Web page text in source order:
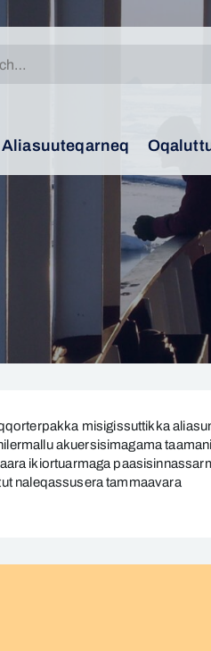
Aliasuuteqarneq
misigissuttikka
akuersisimagama
ikiortuarmaga
naleqassusera tammaavara